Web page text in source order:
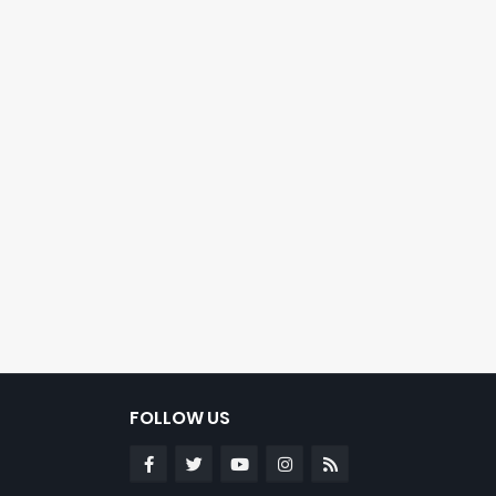
FOLLOW US